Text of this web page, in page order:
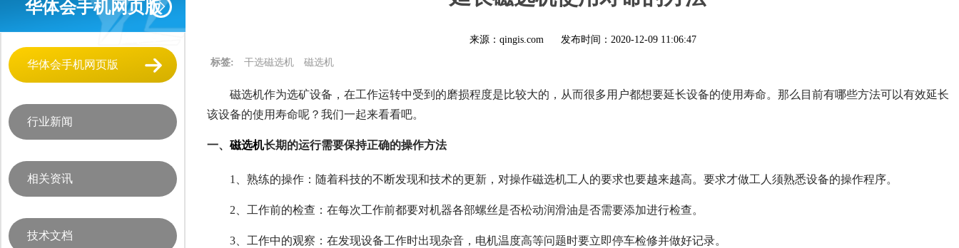
华体会手机网页版
华体会手机网页版
行业新闻
相关资讯
技术文档
来源：qingis.com 发布时间： 2020-12-09 11:06:47
标签: 干选磁选机 磁选机
磁选机作为选矿设备，在工作运转中受到的磨损程度是比较大的，从而很多用户都想要延长设备的使用寿命。那么目前有哪些方法可以有效延长
该设备的使用寿命呢？我们一起来看看吧。
一、 磁选机长期的运行需要保持正确的操作方法
1、熟练的操作：随着科技的不断发现和技术的更新，对操作磁选机工人的要求也要越来越高。要求才做工人须熟悉设备的操作程序。
2、工作前的检查：在每次工作前都要对机器各部螺丝是否松动润滑油是否需要添加进行检查。
3、工作中的观察：在发现设备工作时出现杂音，电机温度高等问题时要立即停车检修并做好记录。